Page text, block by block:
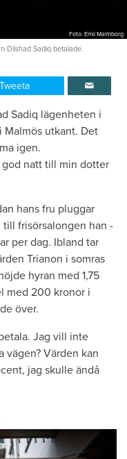
Foto: Emil Malmborg
Dilshad Sadiq betalade.
Tweeta
Sadiq lägen­heten i
­Malmös utkant. Det
igen.
god natt till min dotter
hans fru pluggar
till frisörsalongen han
per dag. Ibland tar
­Trianon i somras
hyran med 1,75
med 200 kronor i
över.
Jag vill inte
vägen? Värden kan
jag skulle ändå